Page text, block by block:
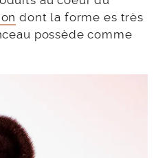
dont la forme es très
possède comme